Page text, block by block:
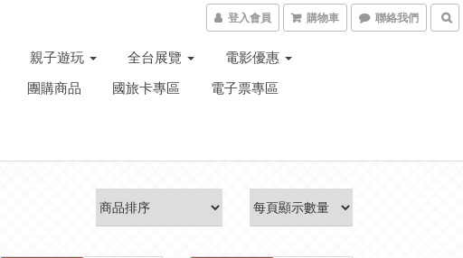
登入會員 購物車 聯絡我們
親子遊玩 全台展覽
電影優惠
團購商品 國旅卡專區
電子票專區